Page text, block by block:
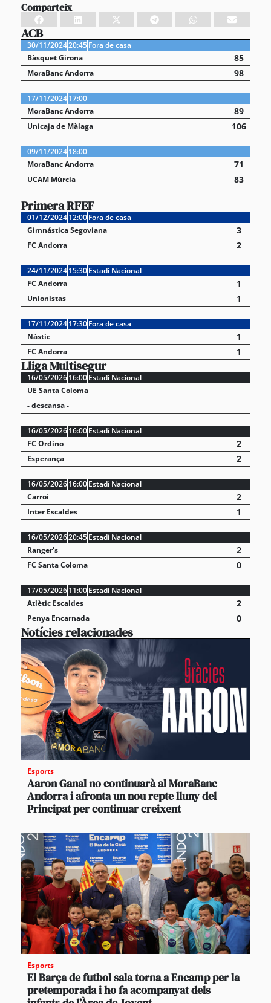
Comparteix
ACB
30/11/202420:45Fora de casa
Bàsquet Girona
85
MoraBanc Andorra 98
17/11/202417:00
MoraBanc Andorra
89
Unicaja de Màlaga 106
09/11/202418:00
MoraBanc Andorra
71
UCAM Múrcia 83
Primera RFEF
01/12/202412:00Fora de casa
Gimnástica Segoviana
3
FC Andorra 2
24/11/202415:30Estadi Nacional
FC Andorra
1
Unionistas 1
17/11/202417:30Fora de casa
Nàstic
1
FC Andorra 1
Lliga Multisegur
16/05/202616:00Estadi Nacional
UE Santa Coloma
- descansa -
16/05/202616:00Estadi Nacional
FC Ordino
2
Esperança 2
16/05/202616:00Estadi Nacional
Carroi
2
Inter Escaldes 1
16/05/202620:45Estadi Nacional
Ranger's
2
FC Santa Coloma 0
17/05/202611:00Estadi Nacional
Atlètic Escaldes
2
Penya Encarnada 0
Notícies relacionades
Esports
Aaron Ganal no continuarà al MoraBanc
Andorra i afronta un nou repte lluny del
Principat per continuar creixent
Esports
El Barça de futbol sala torna a Encamp per la
pretemporada i ho fa acompanyat dels